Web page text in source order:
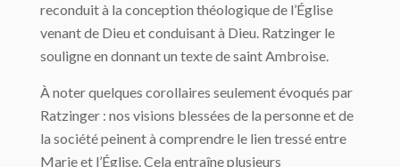
reconduit à la conception théologique de l’Église
venant de Dieu et conduisant à Dieu. Ratzinger le
souligne en donnant un texte de saint Ambroise.
À noter quelques corollaires seulement évoqués par
Ratzinger : nos visions blessées de la personne et de
la société peinent à comprendre le lien tressé entre
Marie et l’Église. Cela entraîne plusieurs